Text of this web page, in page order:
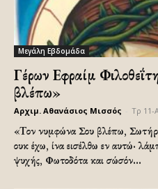
Μεγάλη Εβδομάδα
Γέρων Εφραίμ
βλέπω»
Αρχιμ. Αθανάσιος Μισσός Τρ 11-
«Tον νυμφώνα Σου βλέπω, Σωτήρ
ουκ έχω, ίνα εισέλθω εν αυτώ·
ψυχής, Φωτοδότα και σώσόν...